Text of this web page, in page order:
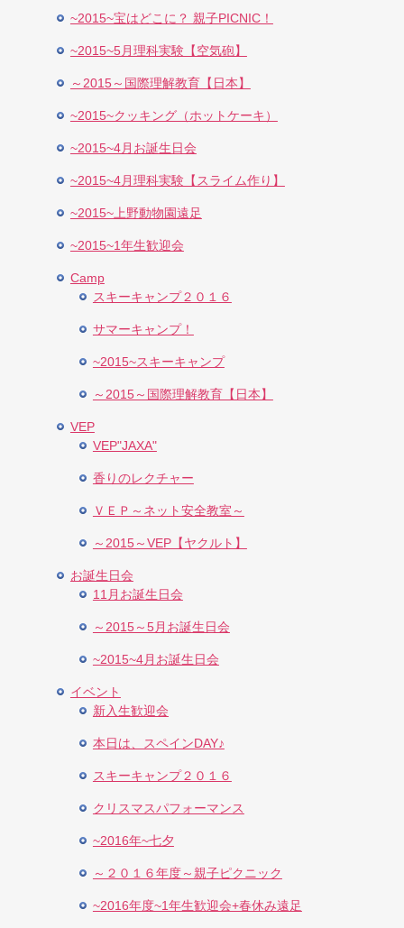
~2015~宝はどこに？ 親子PICNIC！
~2015~5月理科実験【空気砲】
～2015～国際理解教育【日本】
~2015~クッキング（ホットケーキ）
~2015~4月お誕生日会
~2015~4月理科実験【スライム作り】
~2015~上野動物園遠足
~2015~1年生歓迎会
Camp
スキーキャンプ２０１６
サマーキャンプ！
~2015~スキーキャンプ
～2015～国際理解教育【日本】
VEP
VEP"JAXA"
香りのレクチャー
ＶＥＰ～ネット安全教室～
～2015～VEP【ヤクルト】
お誕生日会
11月お誕生日会
～2015～5月お誕生日会
~2015~4月お誕生日会
イベント
新入生歓迎会
本日は、スペインDAY♪
スキーキャンプ２０１６
クリスマスパフォーマンス
~2016年~七夕
～２０１６年度～親子ピクニック
~2016年度~1年生歓迎会+春休み遠足